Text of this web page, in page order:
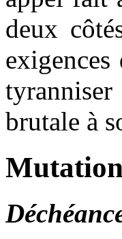
deux
brutale à